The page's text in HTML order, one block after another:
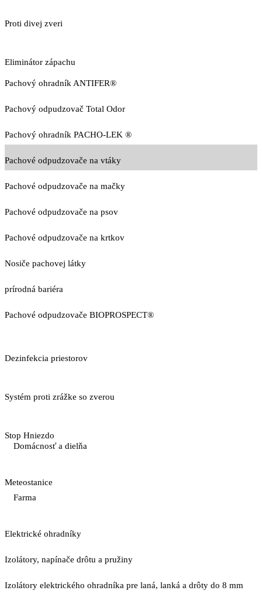
Proti divej zveri
Eliminátor zápachu
Pachový ohradník ANTIFER®
Pachový odpudzovač Total Odor
Pachový ohradník PACHO-LEK ®
Pachové odpudzovače na vtáky
Pachové odpudzovače na mačky
Pachové odpudzovače na psov
Pachové odpudzovače na krtkov
Nosiče pachovej látky
prírodná bariéra
Pachové odpudzovače BIOPROSPECT®
Dezinfekcia priestorov
Systém proti zrážke so zverou
Stop Hniezdo
Domácnosť a dielňa
Meteostanice
Farma
Elektrické ohradníky
Izolátory, napínače drôtu a pružiny
Izolátory elektrického ohradníka pre laná, lanká a drôty do 8 mm